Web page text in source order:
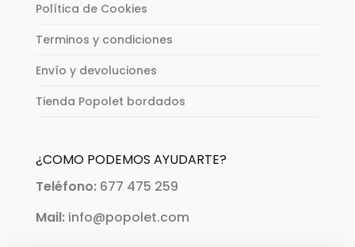
Política de Cookies
Terminos y condiciones
Envío y devoluciones
Tienda Popolet bordados
¿COMO PODEMOS AYUDARTE?
Teléfono:677 475 259
Mail:info@popolet.com